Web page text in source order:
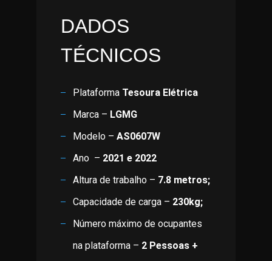
DADOS
TÉCNICOS
Plataforma Tesoura Elétrica
Marca – LGMG
Modelo – AS0607W
Ano – 2021 e 2022
Altura de trabalho – 7.8 metros;
Capacidade de carga – 230kg;
Número máximo de ocupantes
na plataforma – 2 Pessoas +